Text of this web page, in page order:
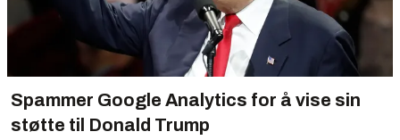
Spammer Google Analytics for å vise sin
støtte til Donald Trump